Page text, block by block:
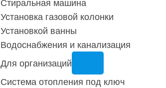
Стиральная машина
Установка газовой колонки
Установкой ванны
Водоснабжения и канализация
Для организаций
Система отопления под ключ